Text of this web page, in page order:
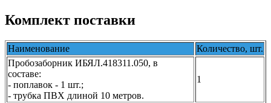
Комплект поставки
Наименование
Количество, шт.
Пробозаборник ИБЯЛ.418311.050, в
составе:
- поплавок - 1 шт.;
- трубка ПВХ длиной 10 метров.
1